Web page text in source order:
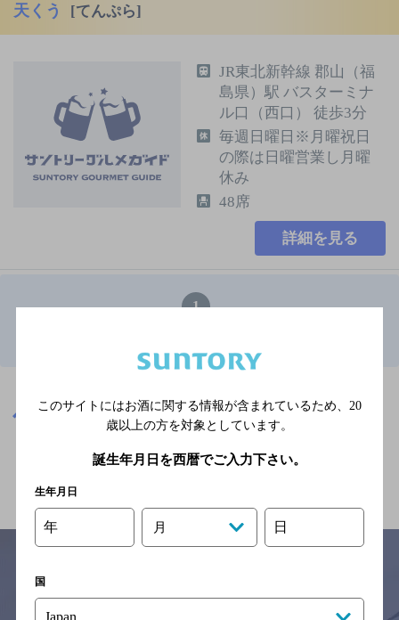
天くう [てんぷら]
JR東北新幹線 郡山（福
島県）駅 バスターミナ
ル口（西口） 徒歩3分
毎週日曜日※月曜祝日
の際は日曜営業し月曜
休み
48席
詳細を見る
1
福島県 福島県のおすすめてんぷら
関連ページ
このサイトにはお酒に関する情報が含まれているため、 20
歳以上の方を対象としています。
誕生年月日を西暦でご入力下さい。
生年月日
年 月 日
国